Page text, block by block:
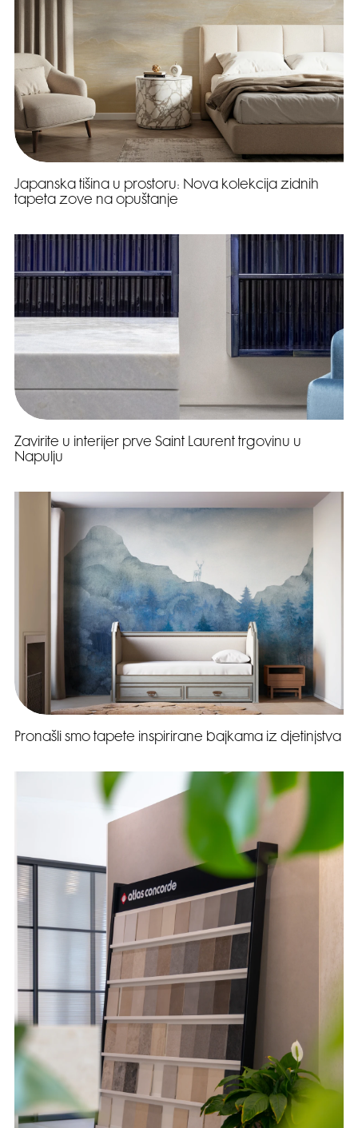
Japanska tišina u prostoru: Nova kolekcija zidnih
tapeta zove na opuštanje
Zavirite u interijer prve Saint Laurent trgovinu u
Napulju
Pronašli smo tapete inspirirane bajkama iz djetinjstva